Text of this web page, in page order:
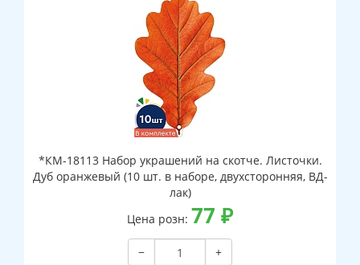
*КМ-18113 Набор украшений на скотче. Листочки.
Дуб оранжевый (10 шт. в наборе, двухсторонняя, ВД-
лак)
Цена розн: 77 ₽
−
+